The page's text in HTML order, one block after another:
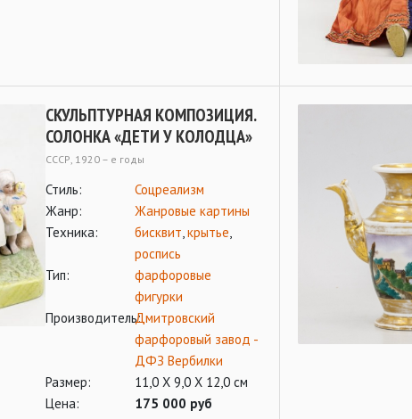
СКУЛЬПТУРНАЯ КОМПОЗИЦИЯ.
СОЛОНКА «ДЕТИ У КОЛОДЦА»
СССР, 1920 – е годы
Стиль:
Соцреализм
Жанр:
Жанровые картины
Техника:
бисквит,крытье,
роспись
Тип:
фарфоровые
фигурки
Производитель:Дмитровский
фарфоровый завод -
ДФЗ Вербилки
Размер:
11,0 Х 9,0 Х 12,0 см
Цена:
175 000 руб